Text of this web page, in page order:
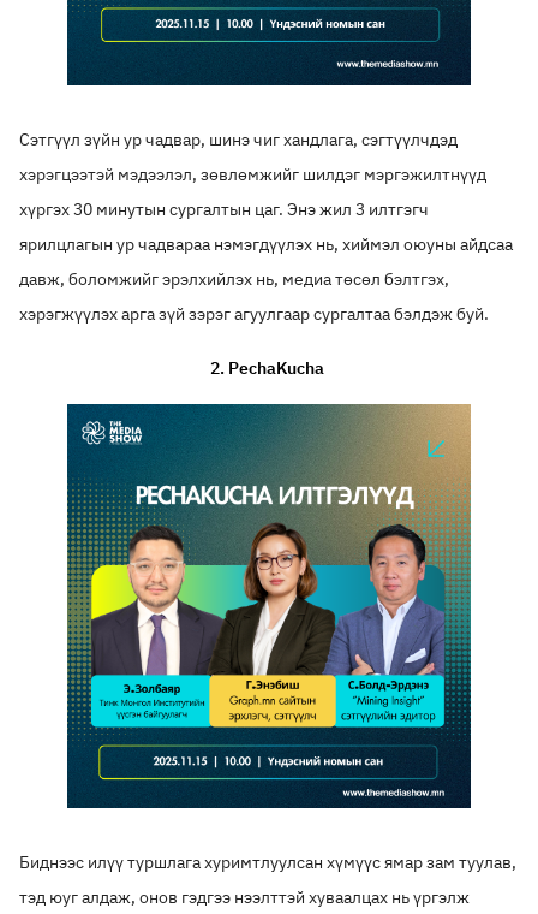
Сэтгүүл зүйн ур чадвар, шинэ чиг хандлага, сэгтүүлчдэд
хэрэгцээтэй мэдээлэл, зөвлөмжийг шилдэг мэргэжилтнүүд
хүргэх 30 минутын сургалтын цаг. Энэ жил 3 илтгэгч
ярилцлагын ур чадвараа нэмэгдүүлэх нь, хиймэл оюуны айдсаа
давж, боломжийг эрэлхийлэх нь, медиа төсөл бэлтгэх,
хэрэгжүүлэх арга зүй зэрэг агуулгаар сургалтаа бэлдэж буй.
2. PechaKucha
Биднээс илүү туршлага хуримтлуулсан хүмүүс ямар зам туулав,
тэд юуг алдаж, онов гэдгээ нээлттэй хуваалцах нь үргэлж